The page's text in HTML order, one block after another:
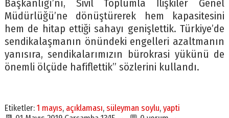
Başkanlığı’nı, Sivil Toplumla İlişkiler Genel
Müdürlüğü’ne dönüştürerek hem kapasitesini
hem de hitap ettiği sahayı genişlettik. Türkiye’de
sendikalaşmanın önündeki engelleri azaltmanın
yanısıra, sendikalarımızın bürokrasi yükünü de
önemli ölçüde hafiflettik” sözlerini kullandı.
Etiketler: 1 mayıs, açıklaması, süleyman soylu, yapti